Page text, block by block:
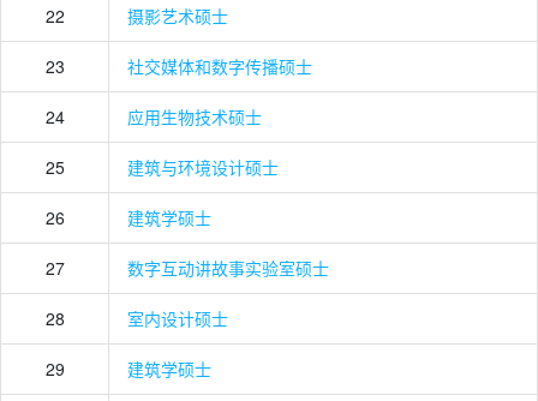
22 摄影艺术硕士
23 社交媒体和数字传播硕士
24 应用生物技术硕士
25 建筑与环境设计硕士
26 建筑学硕士
27 数字互动讲故事实验室硕士
28 室内设计硕士
29 建筑学硕士